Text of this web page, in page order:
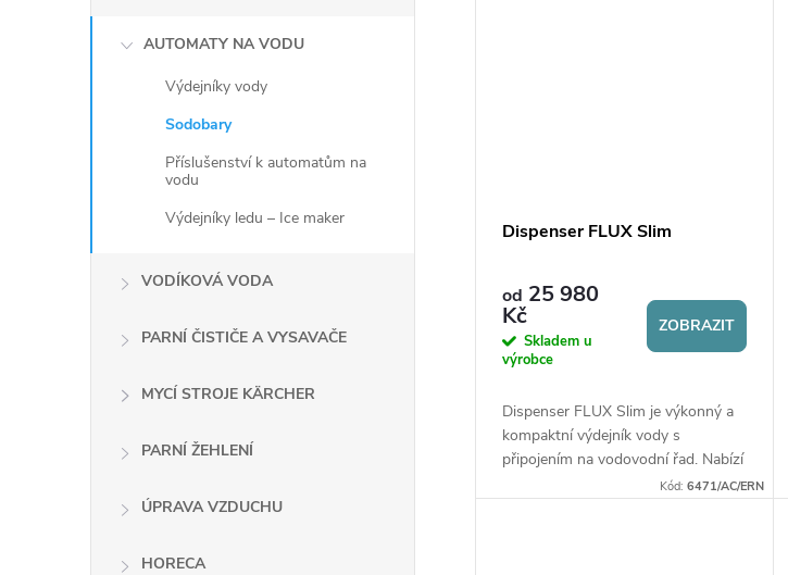
AUTOMATY NA VODU
Výdejníky vody
Sodobary
Příslušenství k automatům na
vodu
Výdejníky ledu – Ice maker
VODÍKOVÁ VODA
PARNÍ ČISTIČE A VYSAVAČE
MYCÍ STROJE KÄRCHER
PARNÍ ŽEHLENÍ
ÚPRAVA VZDUCHU
HORECA
Dispenser FLUX Slim
od 25 980
Kč
Skladem u
výrobce
ZOBRAZIT
Dispenser FLUX Slim je výkonný a
kompaktní výdejník vody s
připojením na vodovodní řad. Nabízí
výdej pokojové, chlazené i perlivé
Kód:6471/AC/ERN